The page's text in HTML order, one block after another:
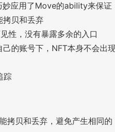
应用了Move的ability来保证
拷贝和丢弃
性，没有暴露多余的入口
的账号下，NFT本身不会出
踪
拷贝和丢弃，避免产生相同的